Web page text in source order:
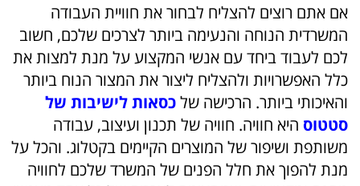
אם אתם רוצים להצליח לבחור את חוויית העבודה
המשרדית הנוחה והנעימה ביותר לצרכים שלכם, חשוב
לכם לעבוד ביחד עם אנשי המקצוע על מנת למצות את
כלל האפשרויות ולהצליח ליצור את המצור הנוח ביותר
והאיכותי ביותר. הרכישה שלכסאות לישיבות של
סטטוס היא חוויה. חוויה של תכנון ועיצוב, עבודה
משותפת ושיפור של המוצרים הקיימים בקטלוג. והכל על
מנת להפוך את חלל הפנים של המשרד שלכם לחוויה